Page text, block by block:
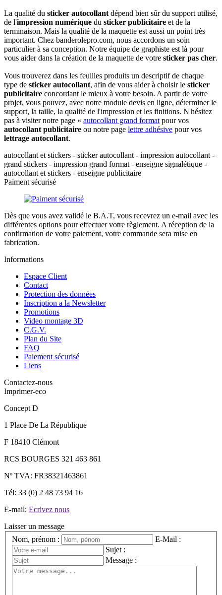
La qualité du sticker autocollant dépend bien sûr du support utilisé,
de l'impression numérique du sticker publicitaire et de la
terminaison. Mais la qualité de la maquette est aussi un point très
important. Chez banderolepro.com, nous accordons un soin
particulier à sa conception. Notre équipe de graphiste est là pour
vous aider dans la création de la maquette de votre sticker pas cher.
Vous trouverez dans les feuilles produits un descriptif de chaque
type de sticker autocollant, afin de vous aider à choisir le sticker
publicitaire concordant le mieux à votre besoin. A partir de votre
projet, vous pouvez, avec notre module devis en ligne, déterminer le
support, la taille, la qualité de l'impression et les finitions. N'hésitez
pas à visiter notre page « autocollant grand format pour vos
autocollant publicitaire ou notre page lettre adhésive pour vos
lettrage autocollant.
autocollant et stickers - sticker autocollant - impression autocollant -
grand stickers - impression grand format - enseigne signalétique -
autocollant et stickers - enseigne publicitaire
Paiment sécurisé
Dès que vous avez validé le B.A.T, vous recevrez un e-mail avec les
différentes options pour effectuer votre règlement. A réception de la
confirmation de votre paiement, votre commande sera mise en
fabrication.
Informations
Espace Client
Contact
Protection des données
Inscription a la Newsletter
Promotions
Video montage 3D
C.G.V.
Plan du Site
FAQ
Paiement sécurisé
Liens
Contactez-nous
Imprimer-eco
Concept D
1 Place De La République
F 18410 Clémont
RCS BOURGES 321 463 861
Nº TVA: FR38321463861
Tél: 33 (0) 2 48 73 94 16
E-mail: Ecrivez nous
Laisser un message
Nom, prénom :
E-Mail :
Sujet :
Message :